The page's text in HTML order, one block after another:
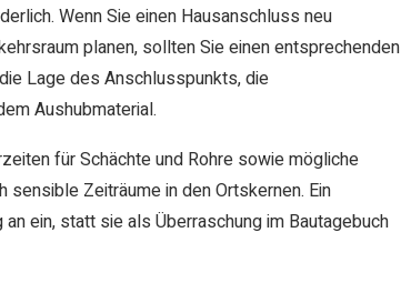
Wenn Sie einen Hausanschluss neu
planen, sollten Sie einen entsprechenden
Lage des Anschlusspunkts, die
Aushubmaterial.
für Schächte und Rohre sowie mögliche
Zeiträume in den Ortskernen. Ein
ein, statt sie als Überraschung im Bautagebuch